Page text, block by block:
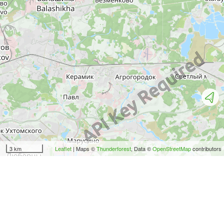
3 km Leaflet | Maps ©Thunderforest, Data ©OpenStreetMapcontributors